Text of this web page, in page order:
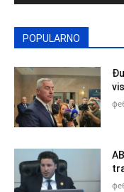
POPULARNO